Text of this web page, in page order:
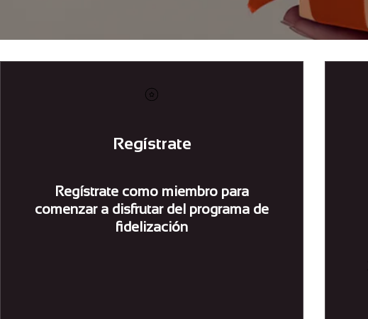
Regístrate
Regístrate como miembro para
comenzar a disfrutar del programa de
fidelización